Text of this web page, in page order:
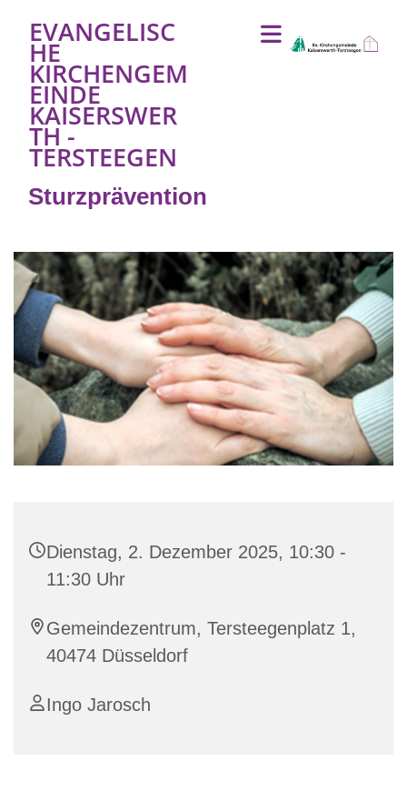
EVANGELISC
HE
KIRCHENGEM
EINDE
KAISERSWER
TH -
TERSTEEGEN
Sturzprävention
Dienstag, 2. Dezember 2025, 10:30 -
11:30 Uhr
Gemeindezentrum, Tersteegenplatz 1,
40474 Düsseldorf
Ingo Jarosch